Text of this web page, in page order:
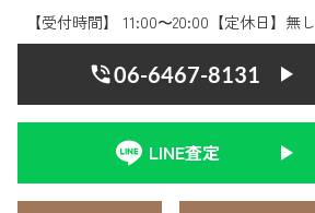
【受付時間】 11:00〜20:00【定休日】無し
06-6467-8131
LINE査定